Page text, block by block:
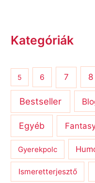
Kategóriák
5 6 7 8
Bestseller
Egyéb
Gyerekpolc
Ismeretterjesztő